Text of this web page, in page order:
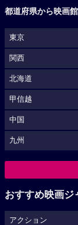
都道府県から映画館
東京
関西
北海道
甲信越
中国
九州
おすすめ映画ジ
アクション